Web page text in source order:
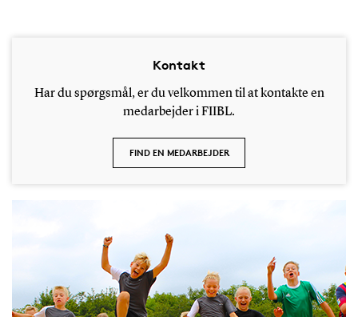
Kontakt
Har du spørgsmål, er du velkommen til at kontakte en
medarbejder i FIIBL.
FIND EN MEDARBEJDER